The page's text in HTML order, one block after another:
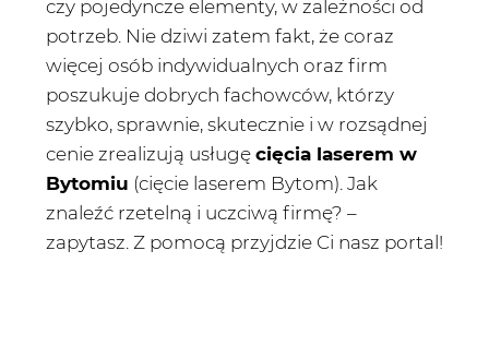
czy pojedyncze elementy, w zależności od
potrzeb. Nie dziwi zatem fakt, że coraz
więcej osób indywidualnych oraz firm
poszukuje dobrych fachowców, którzy
szybko, sprawnie, skutecznie i w rozsądnej
cenie zrealizują usługę cięcia laserem w
Bytomiu (cięcie laserem Bytom). Jak
znaleźć rzetelną i uczciwą firmę? –
zapytasz. Z pomocą przyjdzie Ci nasz portal!